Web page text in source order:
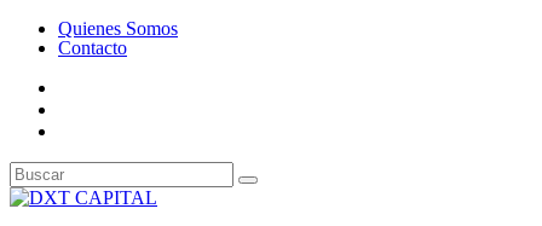
Quienes Somos
Contacto